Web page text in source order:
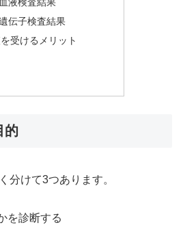
液検査結果
伝子検査結果
受けるメリット
的
分けて3つあります。
を診断する